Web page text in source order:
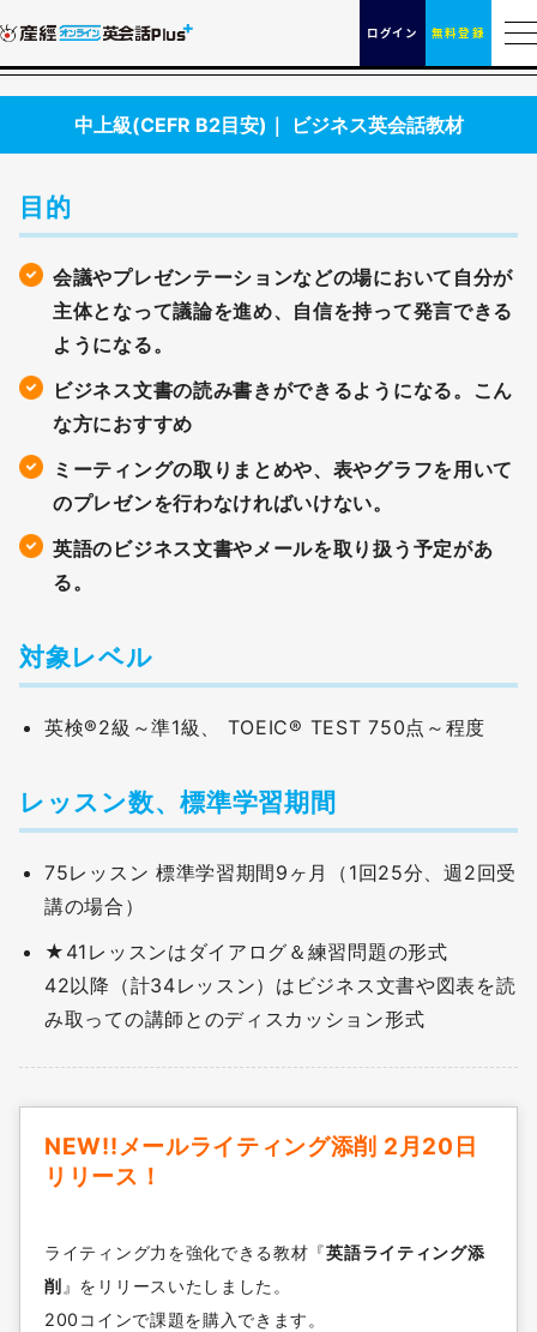
ログイン 無料登録
中上級(CEFR B2目安)｜ ビジネス英会話教材
目的
会議やプレゼンテーションなどの場において自分が
主体となって議論を進め、自信を持って発言できる
ようになる。
ビジネス文書の読み書きができるようになる。こん
な方におすすめ
ミーティングの取りまとめや、表やグラフを用いて
のプレゼンを行わなければいけない。
英語のビジネス文書やメールを取り扱う予定があ
る。
対象レベル
英検®2級～準1級、 TOEIC® TEST 750点～程度
レッスン数、標準学習期間
75レッスン 標準学習期間9ヶ月（1回25分、週2回受
講の場合）
★41レッスンはダイアログ＆練習問題の形式
42以降（計34レッスン）はビジネス文書や図表を読
み取っての講師とのディスカッション形式
NEW!!メールライティング添削 2月20日
リリース！
ライティング力を強化できる教材『英語ライティング添
削 』をリリースいたしました。
200コインで課題を購入できます。